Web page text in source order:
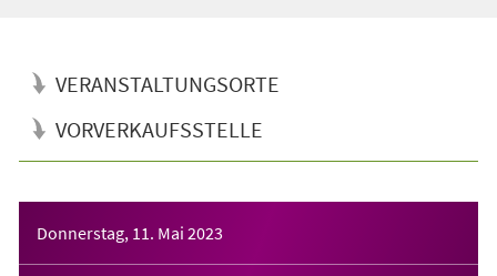
VERANSTALTUNGSORTE
VORVERKAUFSSTELLE
Donnerstag, 11. Mai 2023